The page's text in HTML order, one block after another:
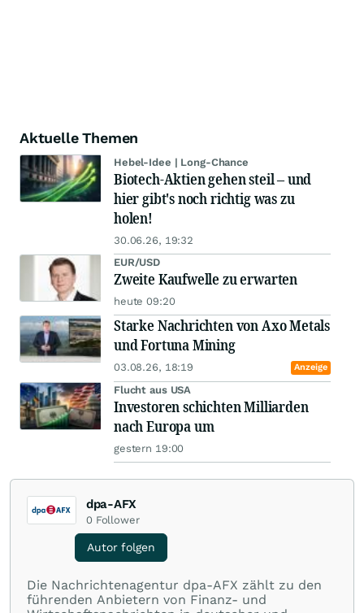
Aktuelle Themen
Hebel-Idee | Long-Chance
Biotech-Aktien gehen steil – und
hier gibt's noch richtig was zu
holen!
30.06.26, 19:32
EUR/USD
Zweite Kaufwelle zu erwarten
heute 09:20
Starke Nachrichten von Axo Metals
und Fortuna Mining
03.08.26, 18:19 Anzeige
Flucht aus USA
Investoren schichten Milliarden
nach Europa um
gestern 19:00
dpa-AFX
0 Follower
Autor folgen
Die Nachrichtenagentur dpa-AFX zählt zu den
führenden Anbietern von Finanz- und